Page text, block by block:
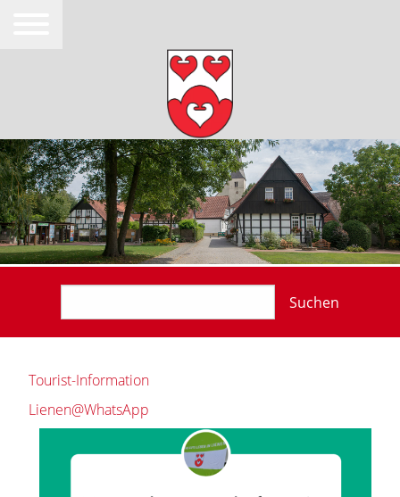
Suchen
Tourist-Information
Lienen@WhatsApp